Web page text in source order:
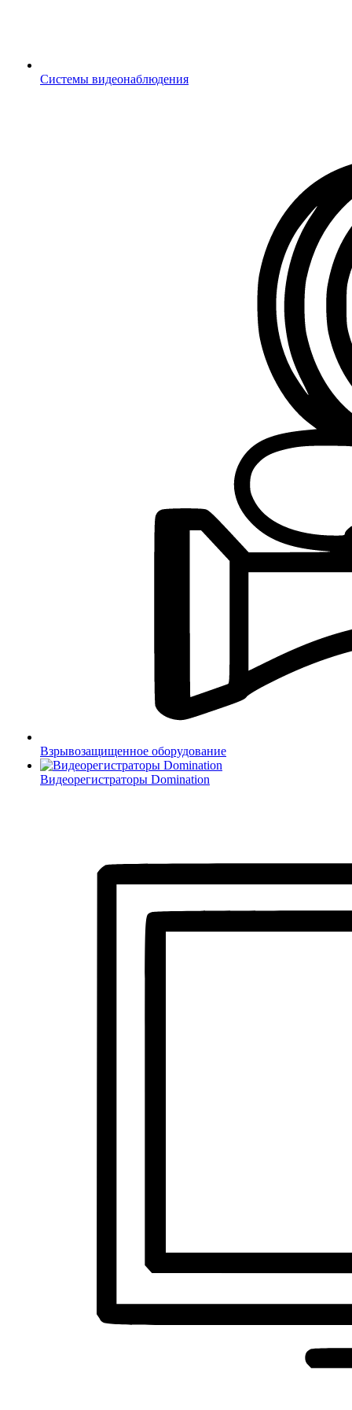
Системы видеонаблюдения
Взрывозащищенное оборудование
Видеорегистраторы Domination